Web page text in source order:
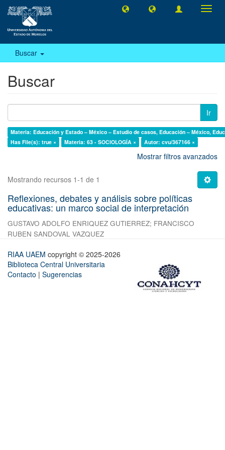
Buscar
Buscar
Ir
Materia: Educación y Estado – México – Estudio de casos, Educación – México,
Has File(s): true ×
Materia: 63 - SOCIOLOGÍA × Autor: cvu/367166 ×
Mostrar filtros avanzados
Mostrando recursos 1-1 de 1
Reflexiones, debates y análisis sobre políticas
educativas: un marco social de interpretación
GUSTAVO ADOLFO ENRIQUEZ GUTIERREZ; FRANCISCO
RUBEN SANDOVAL VAZQUEZ
RIAA UAEM copyright © 2025-2026
Biblioteca Central Universitaria
Contacto | Sugerencias